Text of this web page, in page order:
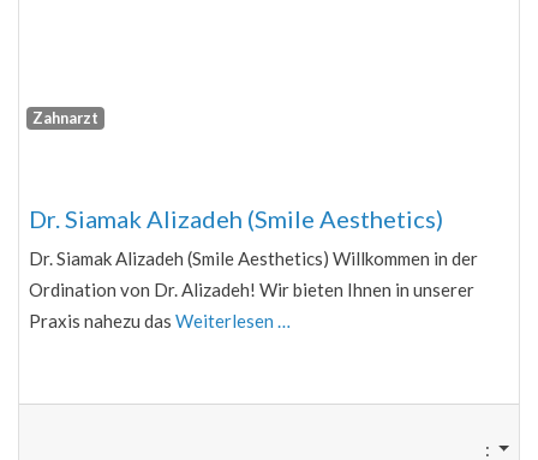
Zahnarzt
Dr. Siamak Alizadeh (Smile Aesthetics)
Dr. Siamak Alizadeh (Smile Aesthetics) Willkommen in der
Ordination von Dr. Alizadeh! Wir bieten Ihnen in unserer
Praxis nahezu das Weiterlesen …
: